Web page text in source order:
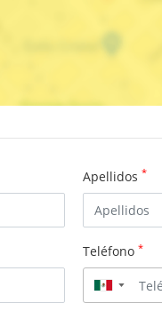
Apellidos *
Teléfono *
▼